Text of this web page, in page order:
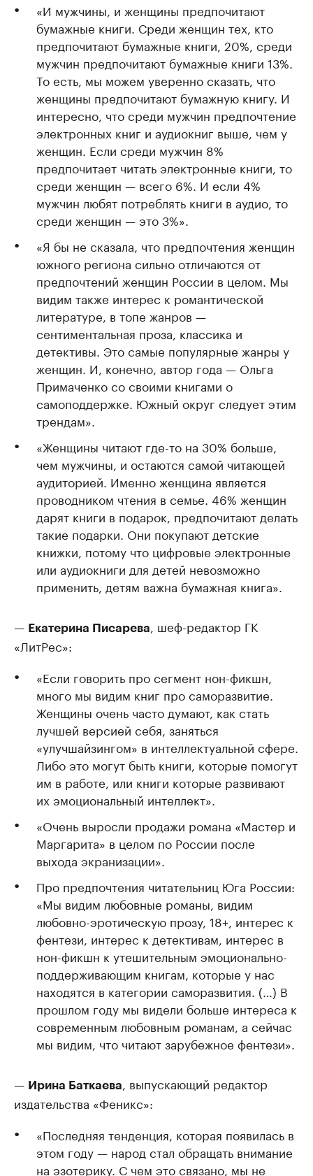
«И мужчины, и женщины предпочитают
бумажные книги. Среди женщин тех, кто
предпочитают бумажные книги, 20%, среди
мужчин предпочитают бумажные книги 13%.
То есть, мы можем уверенно сказать, что
женщины предпочитают бумажную книгу. И
интересно, что среди мужчин предпочтение
электронных книг и аудиокниг выше, чем у
женщин. Если среди мужчин 8%
предпочитает читать электронные книги, то
среди женщин — всего 6%. И если 4%
мужчин любят потреблять книги в аудио, то
среди женщин — это 3%».
«Я бы не сказала, что предпочтения женщин
южного региона сильно отличаются от
предпочтений женщин России в целом. Мы
видим также интерес к романтической
литературе, в топе жанров —
сентиментальная проза, классика и
детективы. Это самые популярные жанры у
женщин. И, конечно, автор года — Ольга
Примаченко со своими книгами о
самоподдержке. Южный округ следует этим
трендам».
«Женщины читают где-то на 30% больше,
чем мужчины, и остаются самой читающей
аудиторией. Именно женщина является
проводником чтения в семье. 46% женщин
дарят книги в подарок, предпочитают делать
такие подарки. Они покупают детские
книжки, потому что цифровые электронные
или аудиокниги для детей невозможно
применить, детям важна бумажная книга».
— Екатерина Писарева
, шеф-редактор ГК
«ЛитРес»:
«Если говорить про сегмент нон-фикшн,
много мы видим книг про саморазвитие.
Женщины очень часто думают, как стать
лучшей версией себя, заняться
«улучшайзингом» в интеллектуальной сфере.
Либо это могут быть книги, которые помогут
им в работе, или книги которые развивают
их эмоциональный интеллект».
«Очень выросли продажи романа «Мастер и
Маргарита» в целом по России после
выхода экранизации».
Про предпочтения читательниц Юга России:
«Мы видим любовные романы, видим
любовно-эротическую прозу, 18+, интерес к
фентези, интерес к детективам, интерес в
нон-фикшн к утешительным эмоционально-
поддерживающим книгам, которые у нас
находятся в категории саморазвития. (…) В
прошлом году мы видели больше интереса к
современным любовным романам, а сейчас
мы видим, что читают зарубежное фентези».
— Ирина Баткаева
, выпускающий редактор
издательства «Феникс»:
«Последняя тенденция, которая появилась в
этом году — народ стал обращать внимание
на эзотерику. С чем это связано, мы не